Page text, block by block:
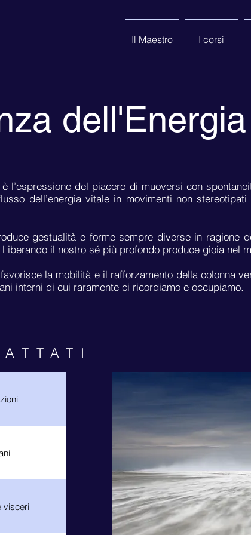
Il Maestro I corsi
dell'Energia
è l’espressione del piacere di muoversi con
dell’energia vitale in movimenti non
gestualità e forme sempre diverse in ragione
il nostro sé più profondo produce gioia nel
la mobilità e il rafforzamento della colonna
interni di cui raramente ci ricordiamo e occupiamo.
visceri